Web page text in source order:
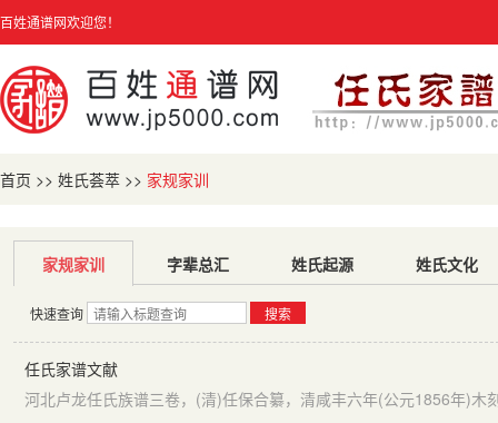
百姓通谱网欢迎您！
首页 >> 姓氏荟萃 >> 家规家训
家规家训 字辈总汇 姓氏起源 姓氏文化
快速查询 搜索
任氏家谱文献